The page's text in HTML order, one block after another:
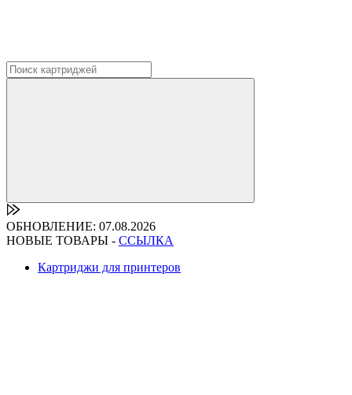
ОБНОВЛЕНИЕ: 07.08.2026
НОВЫЕ ТОВАРЫ - ССЫЛКА
Картриджи для принтеров